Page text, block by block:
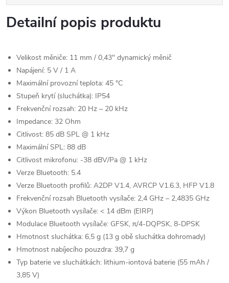
Detailní popis produktu
Velikost měniče: 11 mm / 0,43" dynamický měnič
Napájení: 5 V / 1 A
Maximální provozní teplota: 45 °C
Stupeň krytí (sluchátka): IP54
Frekvenční rozsah: 20 Hz – 20 kHz
Impedance: 32 Ohm
Citlivost: 85 dB SPL @ 1 kHz
Maximální SPL: 88 dB
Citlivost mikrofonu: -38 dBV/Pa @ 1 kHz
Verze Bluetooth: 5.4
Verze Bluetooth profilů: A2DP V1.4, AVRCP V1.6.3, HFP V1.8
Frekvenční rozsah Bluetooth vysílače: 2,4 GHz – 2,4835 GHz
Výkon Bluetooth vysílače: < 14 dBm (EIRP)
Modulace Bluetooth vysílače: GFSK, π/4-DQPSK, 8-DPSK
Hmotnost sluchátka: 6,5 g (13 g obě sluchátka dohromady)
Hmotnost nabíjecího pouzdra: 39,7 g
Typ baterie ve sluchátkách: lithium-iontová baterie (55 mAh /
3,85 V)